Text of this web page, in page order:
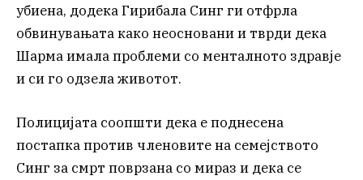
убиена, додека Гирибала Синг ги отфрла
обвинувањата како неосновани и тврди дека
Шарма имала проблеми со менталното здравје
и си го одзела животот.
Полицијата соопшти дека е поднесена
постапка против членовите на семејството
Синг за смрт поврзана со мираз и дека се